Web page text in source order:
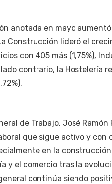
anotada en mayo
Construcción lideró el
con 405 más (1,75%),
lado contrario, la Hostelería
de Trabajo, José
que sigue activo y con
en la
y el comercio tras la
continúa siendo